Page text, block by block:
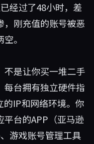
经过了48小时，差
，刚充值的账号被恶
。
是让你买一堆二手
每台拥有独立硬件指
的IP和网络环境。你
台的APP（亚马逊
游戏账号管理工具